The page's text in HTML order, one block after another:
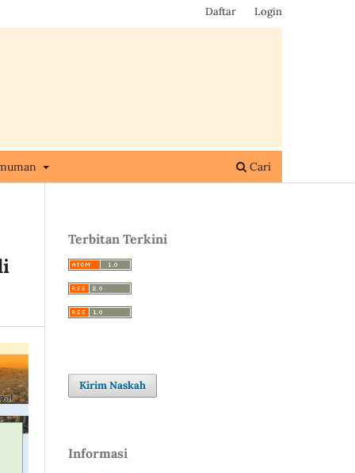
Cari
Daftar Login
Terbitan Terkini
Kirim Naskah
Informasi